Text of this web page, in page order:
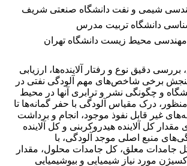
شیمی و نفت دانشگاه صنعتی شریف
دانشگاه تربیت مدرس
محیط زیست دانشگاه تهران
دقیق نوع و رفتار آلاینده‌ها، ارزیابی
برخی شاخص‌های مهم آلودگی نفتی در
و چگونگی نشر و ترابری آنها در محیط
درک مقیاس آلودگی با حفر گمانه‌ها تا
غیر قابل نفوذ موجود، انجام و برداشت
مقدار کل آلاینده هیدروکربنی و کل آلاینده
منبع اصلی موجد آلودگی، با
جامدات معلق، کل جامدات محلول، مقدار
مورد نیاز شیمیایی و بیوشیمیایی